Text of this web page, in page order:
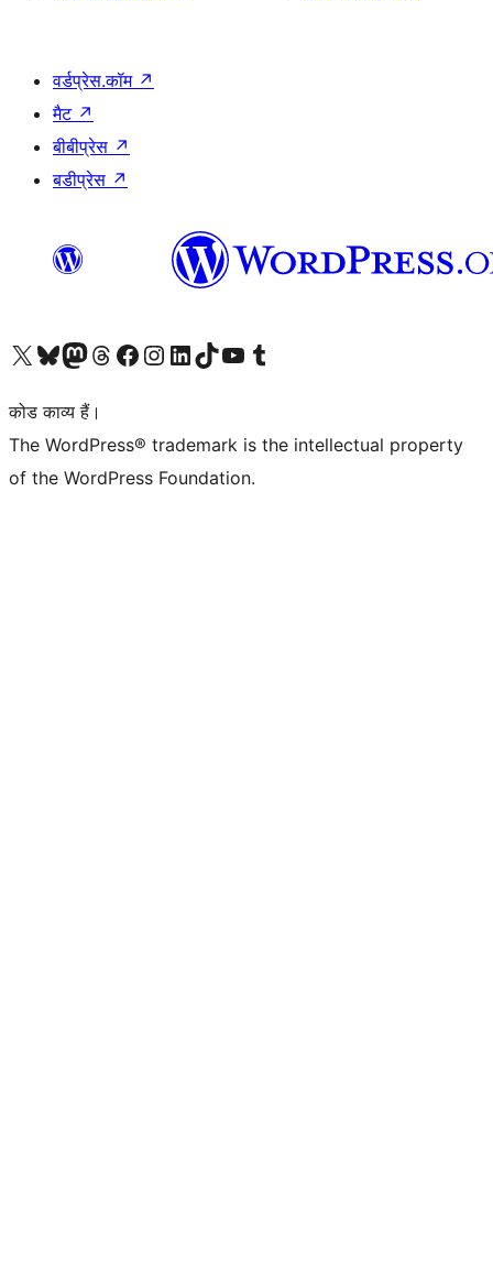
वर्डप्रेस.कॉम ↗
मैट ↗
बीबीप्रेस ↗
बडीप्रेस ↗
Visit our X (formerly Twitter) account
हमारे बलुस्की खाते पर जाएँVisit our Mastodon account
हमारे थ्रेड्स अकाउंट पर जाएंहमारे फेसबुक पेज पर जाएँहमारे इंस्टाग्राम अकाउंट पर जाएंहमारे लिंक्डइन खाते पर जाएँहमारे टिकटॉक खाते पर जाएँहमारे यूट्यूब चैनल पर जाएंहमारे Tumblr खाते पर जाएँ
कोड काव्य हैं।
The WordPress® trademark is the intellectual property
of the WordPress Foundation.